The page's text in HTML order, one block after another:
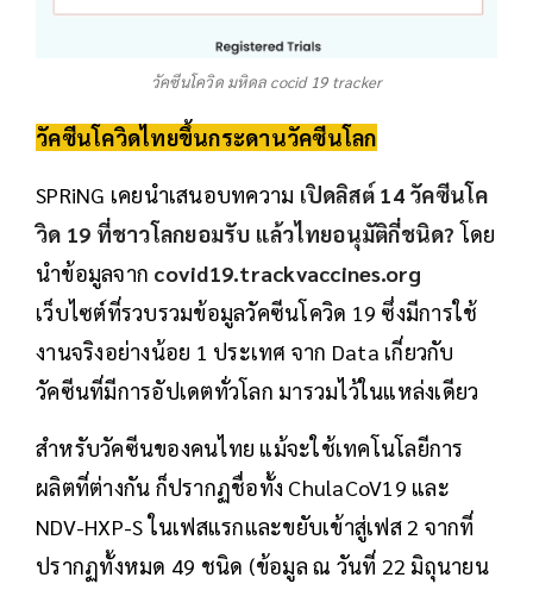
วัคซีนโควิด มหิดล cocid 19 tracker
วัคซีนโควิดไทยขึ้นกระดานวัคซีนโลก
SPRiNG เคยนำเสนอบทความ เปิดลิสต์ 14 วัคซีนโค
วิด 19 ที่ชาวโลกยอมรับ แล้วไทยอนุมัติกี่ชนิด? โดย
นำข้อมูลจาก covid19.trackvaccines.org
เว็บไซต์ที่รวบรวมข้อมูลวัคซีนโควิด 19 ซึ่งมีการใช้
งานจริงอย่างน้อย 1 ประเทศ จาก Data เกี่ยวกับ
วัคซีนที่มีการอัปเดตทั่วโลก มารวมไว้ในแหล่งเดียว
สำหรับวัคซีนของคนไทย แม้จะใช้เทคโนโลยีการ
ผลิตที่ต่างกัน ก็ปรากฏชื่อทั้ง ChulaCoV19 และ
NDV-HXP-S ในเฟสแรกและขยับเข้าสู่เฟส 2 จากที่
ปรากฏทั้งหมด 49 ชนิด (ข้อมูล ณ วันที่ 22 มิถุนายน